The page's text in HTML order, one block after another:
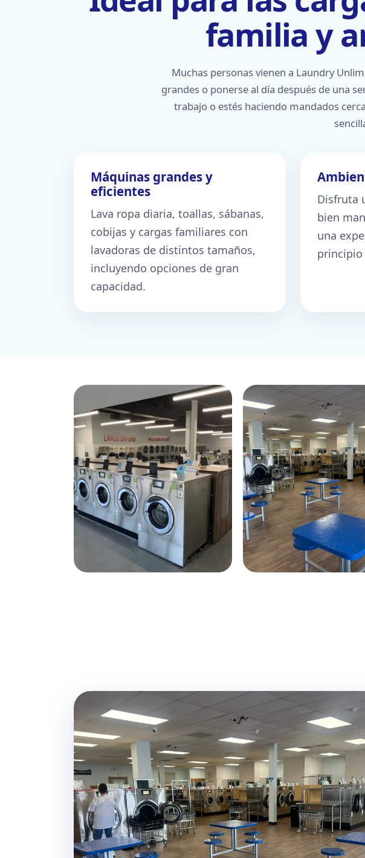
familia y
Muchas personas vienen a Laundry
grandes o ponerse al día después de una
trabajo o estés haciendo mandados
Máquinas grandes y
eficientes
Lava ropa diaria, toallas, sábanas,
cobijas y cargas familiares con
lavadoras de distintos tamaños,
incluyendo opciones de gran
capacidad.
Disfruta
bien
una
principio